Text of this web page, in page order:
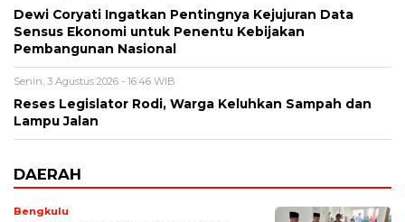
Dewi Coryati Ingatkan Pentingnya Kejujuran Data
Sensus Ekonomi untuk Penentu Kebijakan
Pembangunan Nasional
Senin, 3 Agustus 2026 - 16:46 WIB
Reses Legislator Rodi, Warga Keluhkan Sampah dan
Lampu Jalan
DAERAH
Bengkulu